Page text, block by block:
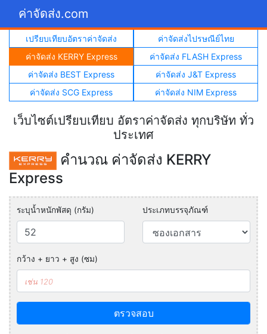
ค่าจัดส่ง.com
เปรียบเทียบอัตราค่าจัดส่ง
ค่าจัดส่งไปรษณีย์ไทย
ค่าจัดส่ง KERRY Express
ค่าจัดส่ง FLASH Express
ค่าจัดส่ง BEST Express
ค่าจัดส่ง J&T Express
ค่าจัดส่ง SCG Express
ค่าจัดส่ง NIM Express
เว็บไซต์เปรียบเทียบ อัตราค่าจัดส่ง ทุกบริษัท ทั่ว
ประเทศ
คำนวณ ค่าจัดส่ง KERRY
Express
ระบุน้ำหนักพัสดุ (กรัม) ประเภทบรรจุภัณฑ์
กว้าง + ยาว + สูง (ซม)
ตรวจสอบ